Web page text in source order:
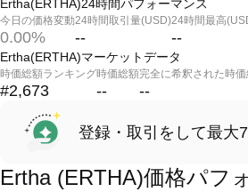
Ertha(ERTHA)24時間パフォーマンス
今日の価格変動
0.00%
24時間取引量(USD)
--
24時間最高
--
Ertha(ERTHA)マーケットデータ
時価総額ランキング
#2,673
時価総額
--
完全に希釈された時
--
登録・取引をして最大
Ertha (ERTHA)価格パフ